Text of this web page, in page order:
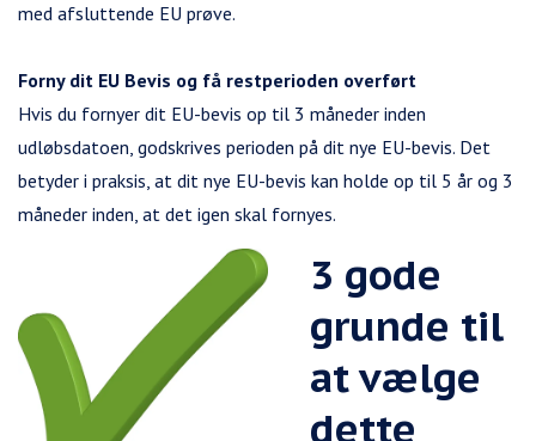
med afsluttende EU prøve.
Forny dit EU Bevis og få restperioden overført
Hvis du fornyer dit EU-bevis op til 3 måneder inden
udløbsdatoen, godskrives perioden på dit nye EU-bevis. Det
betyder i praksis, at dit nye EU-bevis kan holde op til 5 år og 3
måneder inden, at det igen skal fornyes.
3 gode
grunde til
at vælge
dette